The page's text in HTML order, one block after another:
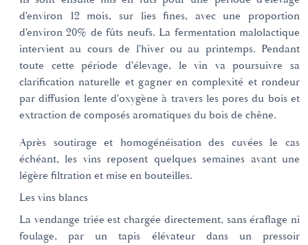
d'environ 12 mois, sur lies fines, avec une proportion
d'environ 20% de fûts neufs. La fermentation malolactique
intervient au cours de l'hiver ou au printemps. Pendant
toute cette période d'élevage, le vin va poursuivre sa
clarification naturelle et gagner en complexité et rondeur
par diffusion lente d'oxygène à travers les pores du bois et
extraction de composés aromatiques du bois de chêne.
Après soutirage et homogénéisation des cuvées le cas
échéant, les vins reposent quelques semaines avant une
légère filtration et mise en bouteilles.
Les vins blancs
La vendange triée est chargée directement, sans éraflage ni
foulage, par un tapis élévateur dans un pressoir